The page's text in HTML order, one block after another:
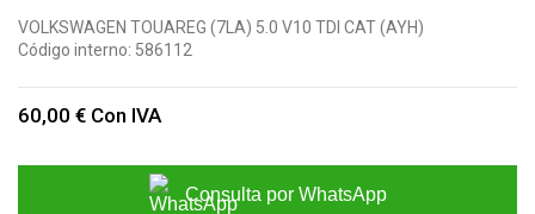
VOLKSWAGEN TOUAREG (7LA) 5.0 V10 TDI CAT (AYH)
Código interno: 586112
60,00 € Con IVA
Consulta por WhatsApp